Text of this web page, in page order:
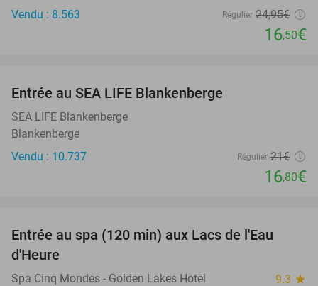
Vendu : 8.563
Régulier 24,95€
16,50€
Entrée au SEA LIFE Blankenberge
SEA LIFE Blankenberge
Blankenberge
Vendu : 10.737
Régulier 21€
16,80€
Entrée au spa (120 min) aux Lacs de l'Eau
d'Heure
Spa Cinq Mondes - Golden Lakes Hotel 9.3 star